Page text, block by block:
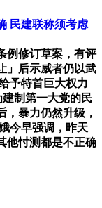
民建联称须考虑
例修订草案，有评
」后示威者仍以武
予特首巨大权力
制第一大党的民
，暴力仍然升级，
今早强调，昨天
他忖测都是不正确